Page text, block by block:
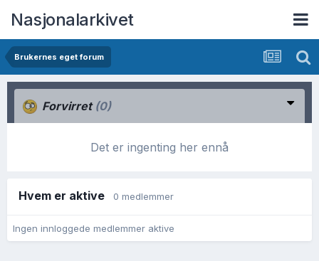
Nasjonalarkivet
Brukernes eget forum
Forvirret (0)
Det er ingenting her ennå
Hvem er aktive 0 medlemmer
Ingen innloggede medlemmer aktive